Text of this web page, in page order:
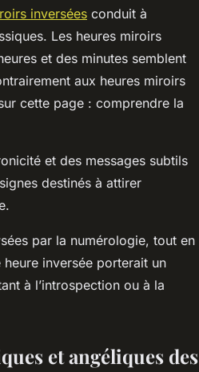
inversées conduit à
Les heures miroirs
et des minutes semblent
aux heures miroirs
cette page : comprendre la
et des messages subtils
destinés à attirer
par la numérologie, tout en
inversée porterait un
à l’introspection ou à la
et angéliques des